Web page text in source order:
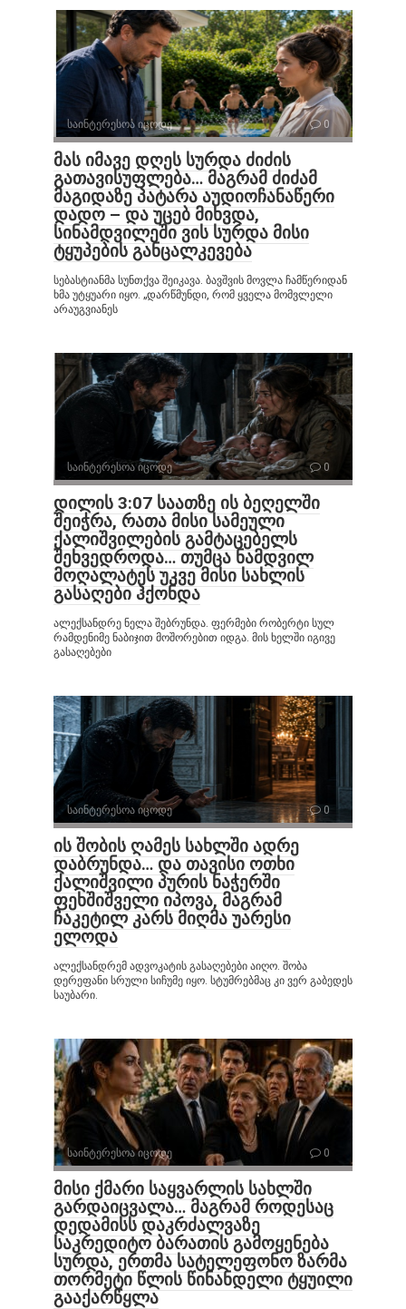
საინტერესოა იცოდე 0
მას იმავე დღეს სურდა ძიძის
გათავისუფლება… მაგრამ ძიძამ
მაგიდაზე პატარა აუდიოჩანაწერი
დადო – და უცებ მიხვდა,
სინამდვილეში ვის სურდა მისი
ტყუპების განცალკევება
სებასტიანმა სუნთქვა შეიკავა. ბავშვის მოვლა ჩამწერიდან
ხმა უტყუარი იყო. „დარწმუნდი, რომ ყველა მომვლელი
არაუგვიანეს
საინტერესოა იცოდე 0
დილის 3:07 საათზე ის ბეღელში
შეიჭრა, რათა მისი სამეული
ქალიშვილების გამტაცებელს
შეხვედროდა… თუმცა ნამდვილ
მოღალატეს უკვე მისი სახლის
გასაღები ჰქონდა
ალექსანდრე ნელა შებრუნდა. ფერმები რობერტი სულ
რამდენიმე ნაბიჯით მოშორებით იდგა. მის ხელში იგივე
გასაღებები
საინტერესოა იცოდე 0
ის შობის ღამეს სახლში ადრე
დაბრუნდა… და თავისი ოთხი
ქალიშვილი პურის ნაჭერში
ფეხშიშველი იპოვა, მაგრამ
ჩაკეტილ კარს მიღმა უარესი
ელოდა
ალექსანდრემ ადვოკატის გასაღებები აიღო. შობა
დერეფანი სრული სიჩუმე იყო. სტუმრებმაც კი ვერ გაბედეს
საუბარი.
საინტერესოა იცოდე 0
მისი ქმარი საყვარლის სახლში
გარდაიცვალა… მაგრამ როდესაც
დედამისს დაკრძალვაზე
საკრედიტო ბარათის გამოყენება
სურდა, ერთმა სატელეფონო ზარმა
თორმეტი წლის წინანდელი ტყუილი
გააქარწყლა